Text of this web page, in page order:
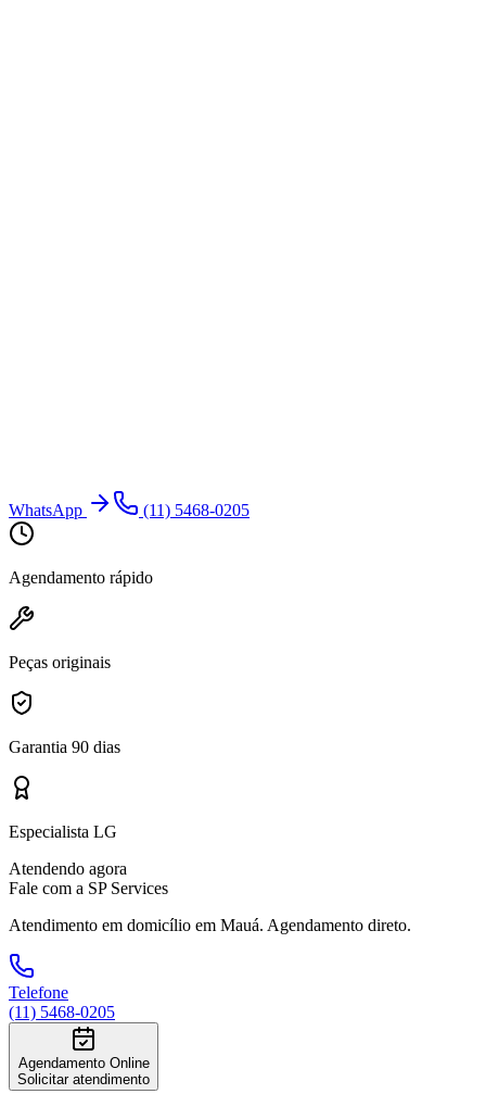
WhatsApp (11) 5468-0205
Agendamento rápido
Peças originais
Garantia 90 dias
Especialista LG
Atendendo agora
Fale com a SP Services
Atendimento em domicílio em Mauá. Agendamento direto.
Telefone
(11) 5468-0205
Agendamento Online
Solicitar atendimento